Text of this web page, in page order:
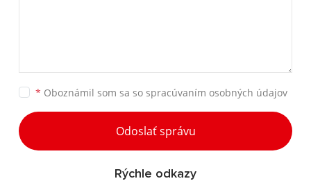
* Oboznámil som sa so spracúvaním osobných údajov
Odoslať správu
Rýchle odkazy